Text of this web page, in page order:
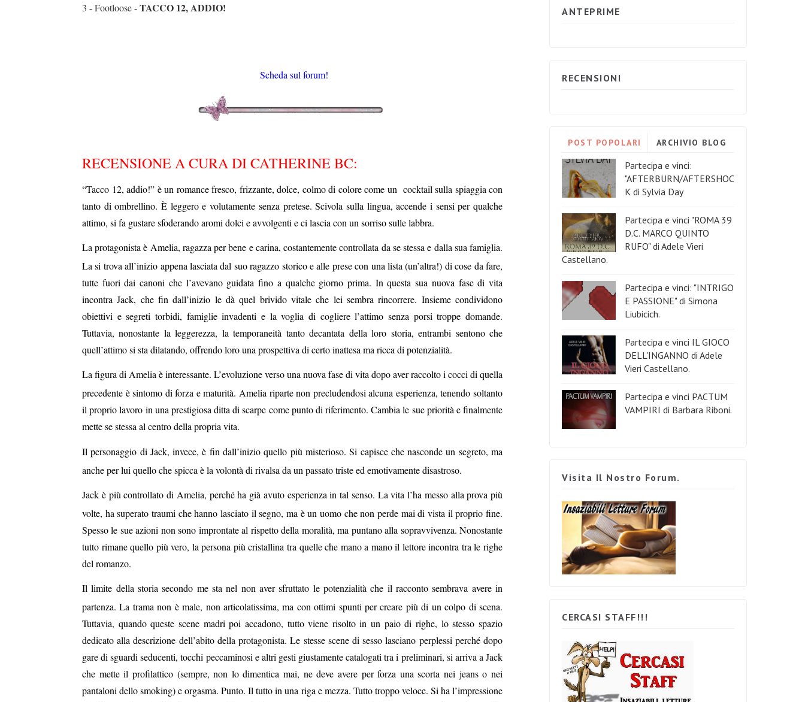
3 - Footloose -TACCO 12, ADDIO!
Scheda sul forum!
RECENSIONE A CURA DICATHERINEBC:
“Tacco 12, addio!” è un romance fresco, frizzante, dolce, colmo di colore come un cocktail sulla spiaggia con
tanto di ombrellino. È leggero e volutamente senza pretese. Scivola sulla lingua, accende i sensi per qualche
attimo, si fa gustare sfoderando aromi dolci e avvolgenti e ci lascia con un sorriso sulle labbra.
La protagonista è Amelia, ragazza per bene e carina, costantemente controllata da se stessa e dalla sua famiglia.
La si trova all’inizio appena lasciata dal suo ragazzo storico e alle prese con una lista (un’altra!) di cose da fare,
tutte fuori dai canoni che l’avevano guidata fino a qualche giorno prima. In questa sua nuova fase di vita
incontra Jack, che fin dall’inizio le dà quel brivido vitale che lei sembra rincorrere. Insieme condividono
obiettivi e segreti torbidi, famiglie invadenti e la voglia di cogliere l’attimo senza porsi troppe domande.
Tuttavia, nonostante la leggerezza, la temporaneità tanto decantata della loro storia, entrambi sentono che
quell’attimo si sta dilatando, offrendo loro una prospettiva di certo inattesa ma ricca di potenzialità.
La figura di Amelia è interessante. L’evoluzione verso una nuova fase di vita dopo aver raccolto i cocci di quella
precedente è sintomo di forza e maturità. Amelia riparte non precludendosi alcuna esperienza, tenendo soltanto
il proprio lavoro in una prestigiosa ditta di scarpe come punto di riferimento. Cambia le sue priorità e finalmente
mette se stessa al centro della propria vita.
Il personaggio di Jack, invece, è fin dall’inizio quello più misterioso. Si capisce che nasconde un segreto, ma
anche per lui quello che spicca è la volontà di rivalsa da un passato triste ed emotivamente disastroso.
Jack è più controllato di Amelia, perché ha già avuto esperienza in tal senso. La vita l’ha messo alla prova più
volte, ha superato traumi che hanno lasciato il segno, ma è un uomo che non perde mai di vista il proprio fine.
Spesso le sue azioni non sono improntate al rispetto della moralità, ma puntano alla sopravvivenza. Nonostante
tutto rimane quello più vero, la persona più cristallina tra quelle che mano a mano il lettore incontra tra le righe
del romanzo.
Il limite della storia secondo me sta nel non aver sfruttato le potenzialità che il racconto sembrava avere in
partenza. La trama non è male, non articolatissima, ma con ottimi spunti per creare più di un colpo di scena.
Tuttavia, quando queste scene madri poi accadono, tutto viene risolto in un paio di righe, lo stesso spazio
dedicato alla descrizione dell’abito della protagonista. Le stesse scene di sesso lasciano perplessi perché dopo
gare di sguardi seducenti, tocchi peccaminosi e altri gesti giustamente catalogati tra i preliminari, si arriva a Jack
che mette il profilattico (sempre, non lo dimentica mai, ne deve avere per forza una scorta nei jeans o nei
pantaloni dello smoking) e orgasma. Punto. Il tutto in una riga e mezza. Tutto troppo veloce. Si ha l’impressione
ANTEPRIME
RECENSIONI
POST POPOLARI ARCHIVIO BLOG
Partecipa e vinci:
"AFTERBURN/AFTERSHOC
K di Sylvia Day
Partecipa e vinci "ROMA 39
D.C. MARCO QUINTO
RUFO" di Adele Vieri
Castellano.
Partecipa e vinci: "INTRIGO
E PASSIONE" di Simona
Liubicich.
Partecipa e vinci IL GIOCO
DELL'INGANNO di Adele
Vieri Castellano.
Partecipa e vinci PACTUM
VAMPIRI di Barbara Riboni.
Visita Il Nostro Forum.
CERCASI STAFF!!!